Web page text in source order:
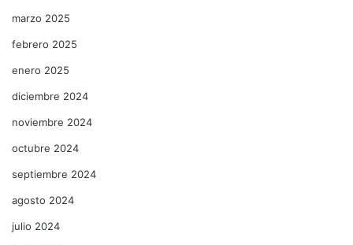
marzo 2025
febrero 2025
enero 2025
diciembre 2024
noviembre 2024
octubre 2024
septiembre 2024
agosto 2024
julio 2024